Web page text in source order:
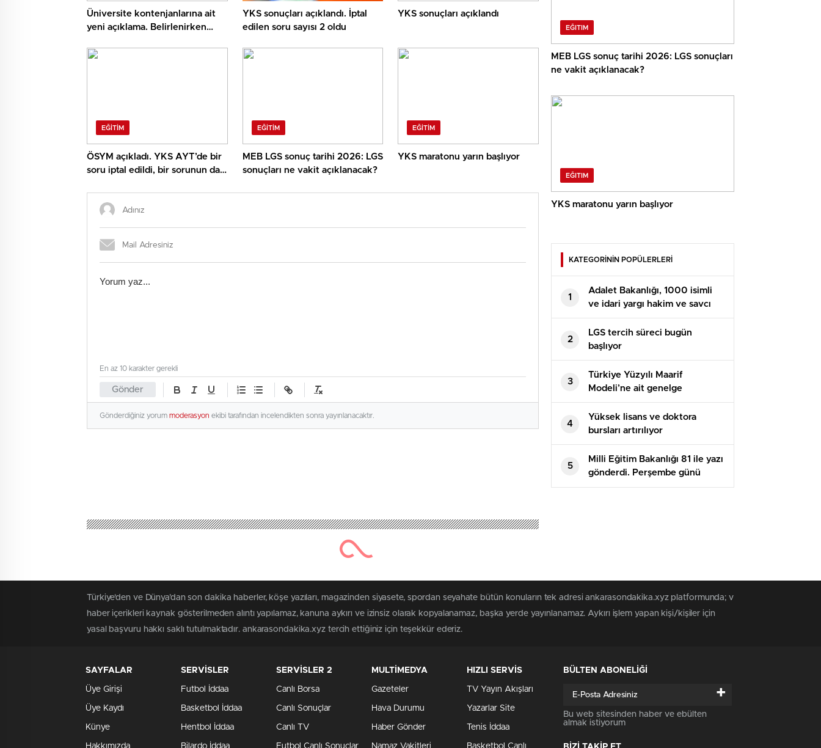
Üniversite kontenjanlarına ait
yeni açıklama. Belirlenirken
YKS sonuçları açıklandı. İptal
edilen soru sayısı 2 oldu
YKS sonuçları açıklandı
EĞITIM
ÖSYM açıkladı. YKS AYT’de bir
soru iptal edildi, bir sorunun da
EĞITIM
MEB LGS sonuç tarihi 2026: LGS
sonuçları ne vakit açıklanacak?
EĞITIM
YKS maratonu yarın başlıyor
Gönder
En az 10 karakter gerekli
Gönderdiğiniz yorum moderasyon ekibi tarafından incelendikten sonra yayınlanacaktır.
EĞITIM
MEB LGS sonuç tarihi 2026: LGS sonuçları
ne vakit açıklanacak?
EĞITIM
YKS maratonu yarın başlıyor
KATEGORİNİN POPÜLERLERİ
1
Adalet Bakanlığı, 1000 isimli
ve idari yargı hakim ve savcı
yardımcısı alacak
2
LGS tercih süreci bugün
başlıyor
3
Türkiye Yüzyılı Maarif
Modeli’ne ait genelge
yayımlandı: Öğretmen
seminerleri ne zaman
yapılacak?
4
Yüksek lisans ve doktora
bursları artırılıyor
5
Milli Eğitim Bakanlığı 81 ile yazı
gönderdi. Perşembe günü
birinci ders: Yeşilay
Türkiye'den ve Dünya’dan son dakika haberler, köşe yazıları, magazinden siyasete, spordan seyahate bütün konuların tek adresi ankarasondakika.xyz platformunda; v
haber içerikleri kaynak gösterilmeden alıntı yapılamaz, kanuna aykırı ve izinsiz olarak kopyalanamaz, başka yerde yayınlanamaz. Aykırı işlem yapan kişi/kişiler için
yasal başvuru hakkı saklı tutulmaktadır. ankarasondakika.xyz tercih ettiğiniz için teşekkür ederiz.
SAYFALAR
Üye Girişi
Üye Kaydı
Künye
Hakkımızda
SERVİSLER
Futbol İddaa
Basketbol İddaa
Hentbol İddaa
Bilardo İddaa
SERVİSLER 2
Canlı Borsa
Canlı Sonuçlar
Canlı TV
Futbol Canlı Sonuçlar
MULTİMEDYA
Gazeteler
Hava Durumu
Haber Gönder
Namaz Vakitleri
HIZLI SERVİS
TV Yayın Akışları
Yazarlar Site
Tenis İddaa
Basketbol Canlı
BÜLTEN ABONELİĞİ
+
Bu web sitesinden haber ve ebülten
almak istiyorum